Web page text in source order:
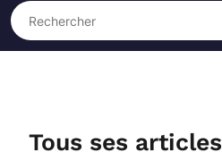
Recherche
Rechercher
Tous ses articles